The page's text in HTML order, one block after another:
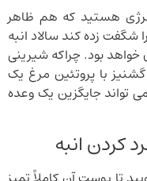
هستید که هم ظاهر
زده کند سالاد انبه
خواهد بود. چراکه شیرینی
با پروتئین مرغ یک
تواند جایگزین یک وعده
کردن انبه